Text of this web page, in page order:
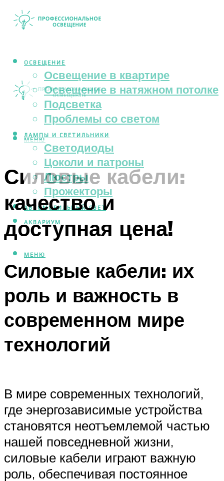
ОСВЕЩЕНИЕ
Освещение в квартире
Освещение в натяжном потолке
Подсветка
Проблемы со светом
ЛАМПЫ И СВЕТИЛЬНИКИ
Светодиоды
Цоколи и патроны
Люстры
Прожекторы
АВТОМОБИЛЬНЫЙ СВЕТ
АКВАРИУМ
МЕНЮ
МЕНЮ
Силовые кабели:
качество и
доступная цена!
Силовые кабели: их
роль и важность в
современном мире
технологий
В мире современных технологий,
где энергозависимые устройства
становятся неотъемлемой частью
нашей повседневной жизни,
силовые кабели играют важную
роль, обеспечивая постоянное